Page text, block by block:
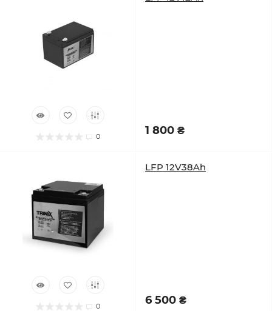
0 1 800 ₴
0
LFP 12V38Ah
6 500 ₴